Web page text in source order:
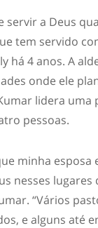
servir a Deus
tem servido
há 4 anos. A
onde ele
lidera uma
pessoas.
minha esposa
nesses lugares
“Vários
e alguns até